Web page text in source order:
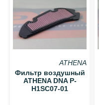
ATHENA
Фильтр воздушный
ATHENA DNA P-
H1SC07-01